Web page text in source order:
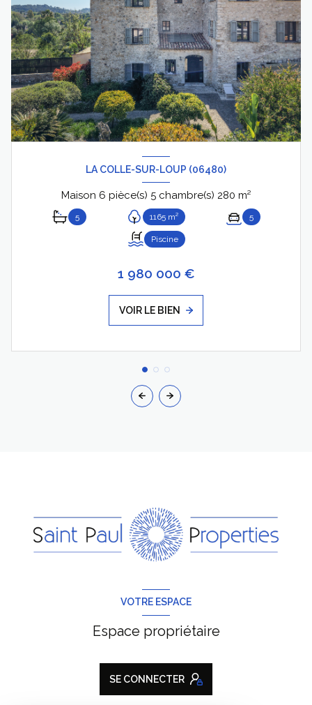
LA COLLE-SUR-LOUP (06480)
Maison 6 pièce(s) 5 chambre(s) 280 m²
5 1165 m² 5
Piscine
1 980 000 €
VOIR LE BIEN
VOTRE ESPACE
Espace propriétaire
SE CONNECTER